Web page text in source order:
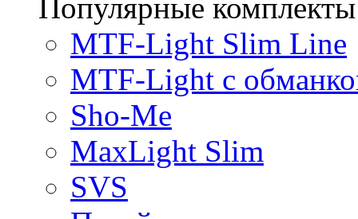
Популярные комплекты
MTF-Light Slim Line
MTF-Light с
Sho-Me
MaxLight Slim
SVS